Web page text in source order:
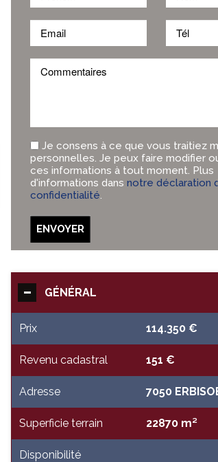
Je consens à ce que vous traitiez
personnelles. Je peux faire modifier
ces informations à tout moment. Plus
d'informations dans notre déclaration
confidentialité.
ENVOYER
GÉNÉRAL
Prix 114.350 €
Revenu cadastral 151 €
Adresse 7050
Superficie terrain 22870 m²
Disponibilité